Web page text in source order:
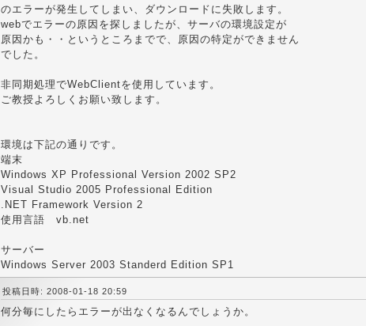
のエラーが発生してしまい、ダウンロードに失敗します。
webでエラーの原因を探しましたが、サーバの環境設定が
原因かも・・というところまでで、原因の特定ができません
でした。
非同期処理でWebClientを使用しています。
ご教授よろしくお願い致します。
環境は下記の通りです。
端末
Windows XP Professional Version 2002 SP2
Visual Studio 2005 Professional Edition
.NET Framework Version 2
使用言語 vb.net
サーバー
Windows Server 2003 Standerd Edition SP1
投稿日時: 2008-01-18 20:59
何分毎にしたらエラーが出なくなるんでしょうか。